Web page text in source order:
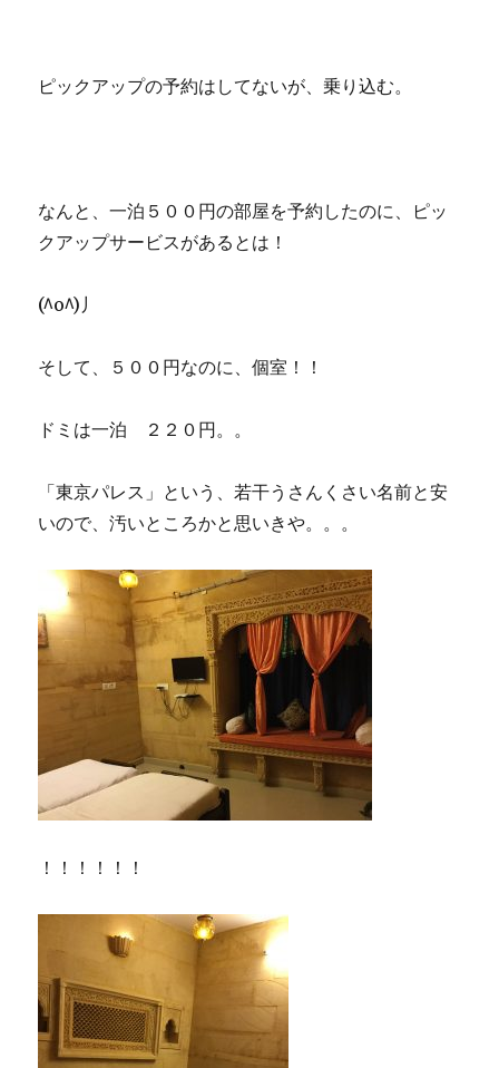
ピックアップの予約はしてないが、乗り込む。
なんと、一泊５００円の部屋を予約したのに、ピッ
クアップサービスがあるとは！
(^o^)丿
そして、５００円なのに、個室！！
ドミは一泊 ２２０円。。
「東京パレス」という、若干うさんくさい名前と安
いので、汚いところかと思いきや。。。
！！！！！！